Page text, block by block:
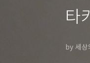
타
by 세상